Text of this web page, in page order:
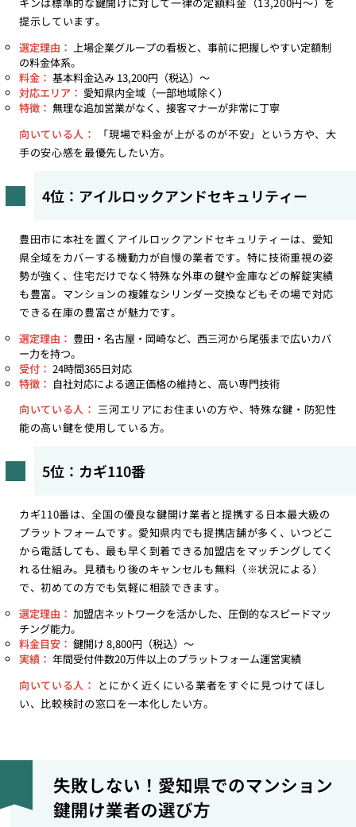
提示しています。
選定理由： 上場企業グループの看板と、事前に把握しやすい定額制
の料金体系。
料金： 基本料金込み 13,200円（税込）〜
対応エリア： 愛知県内全域（一部地域除く）
特徴： 無理な追加営業がなく、接客マナーが非常に丁寧
向いている人：
「現場で料金が上がるのが不安」という方や、大
手の安心感を最優先したい方。
4位：アイルロックアンドセキュリティー
豊田市に本社を置くアイルロックアンドセキュリティーは、愛知
県全域をカバーする機動力が自慢の業者です。特に技術重視の姿
勢が強く、住宅だけでなく特殊な外車の鍵や金庫などの解錠実績
も豊富。マンションの複雑なシリンダー交換などもその場で対応
できる在庫の豊富さが魅力です。
選定理由： 豊田・名古屋・岡崎など、西三河から尾張まで広いカバ
ー力を持つ。
受付： 24時間365日対応
特徴： 自社対応による適正価格の維持と、高い専門技術
向いている人： 三河エリアにお住まいの方や、特殊な鍵・防犯性
能の高い鍵を使用している方。
5位：カギ110番
カギ110番は、全国の優良な鍵開け業者と提携する日本最大級の
プラットフォームです。愛知県内でも提携店舗が多く、いつどこ
から電話しても、最も早く到着できる加盟店をマッチングしてく
れる仕組み。見積もり後のキャンセルも無料（※状況による）
で、初めての方でも気軽に相談できます。
選定理由： 加盟店ネットワークを活かした、圧倒的なスピードマッ
チング能力。
料金目安： 鍵開け 8,800円（税込）〜
実績： 年間受付件数20万件以上のプラットフォーム運営実績
向いている人： とにかく近くにいる業者をすぐに見つけてほし
い、比較検討の窓口を一本化したい方。
失敗しない！愛知県でのマンション
鍵開け業者の選び方